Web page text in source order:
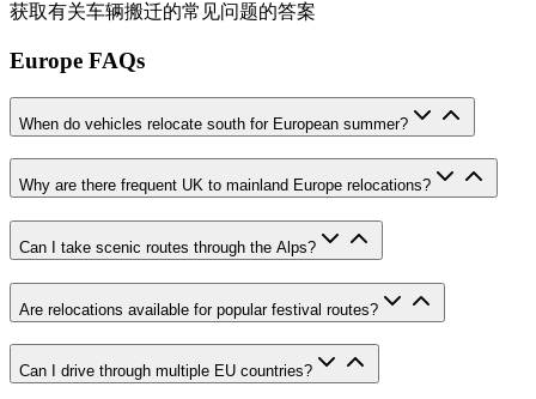
获取有关车辆搬迁的常见问题的答案
Europe FAQs
When do vehicles relocate south for European summer?
Why are there frequent UK to mainland Europe relocations?
Can I take scenic routes through the Alps?
Are relocations available for popular festival routes?
Can I drive through multiple EU countries?